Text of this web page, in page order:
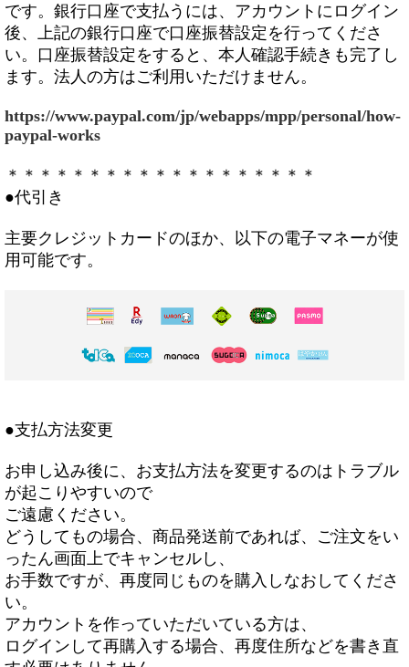
です。銀行口座で支払うには、アカウントにログイン
後、上記の銀行口座で口座振替設定を行ってくださ
い。口座振替設定をすると、本人確認手続きも完了し
ます。法人の方はご利用いただけません。
https://www.paypal.com/jp/webapps/mpp/personal/how-
paypal-works
＊＊＊＊＊＊＊＊＊＊＊＊＊＊＊＊＊＊＊
●代引き
主要クレジットカードのほか、以下の電子マネーが使
用可能です。
●支払方法変更
お申し込み後に、お支払方法を変更するのはトラブル
が起こりやすいので
ご遠慮ください。
どうしてもの場合、商品発送前であれば、ご注文をい
ったん画面上でキャンセルし、
お手数ですが、再度同じものを購入しなおしてくださ
い。
アカウントを作っていただいている方は、
ログインして再購入する場合、再度住所などを書き直